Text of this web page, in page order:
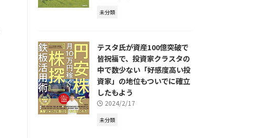
未分類
テスタ氏が資産100億突破で
皆祝福で、投資家クラスタの
中で数少ない「好感度高い投
資家」の地位もついでに確立
したもよう
2024/2/17
未分類